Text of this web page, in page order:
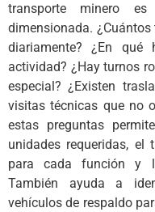
transporte minero
dimensionada.
diariamente? ¿En
actividad? ¿Hay turnos
especial? ¿Existen
visitas técnicas que no
estas preguntas
unidades requeridas, el
para cada función y
También ayuda a
vehículos de respaldo